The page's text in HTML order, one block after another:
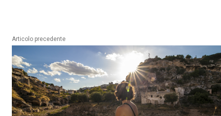
Articolo precedente